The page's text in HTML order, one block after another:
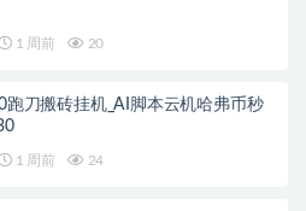
1 周前 20
跑刀搬砖挂机_AI脚本云机哈弗币秒
1 周前 24